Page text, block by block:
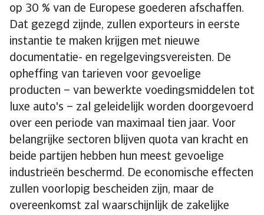
op 30 % van de Europese goederen afschaffen.
Dat gezegd zijnde, zullen exporteurs in eerste
instantie te maken krijgen met nieuwe
documentatie- en regelgevingsvereisten. De
opheffing van tarieven voor gevoelige
producten – van bewerkte voedingsmiddelen tot
luxe auto's – zal geleidelijk worden doorgevoerd
over een periode van maximaal tien jaar. Voor
belangrijke sectoren blijven quota van kracht en
beide partijen hebben hun meest gevoelige
industrieën beschermd. De economische effecten
zullen voorlopig bescheiden zijn, maar de
overeenkomst zal waarschijnlijk de zakelijke